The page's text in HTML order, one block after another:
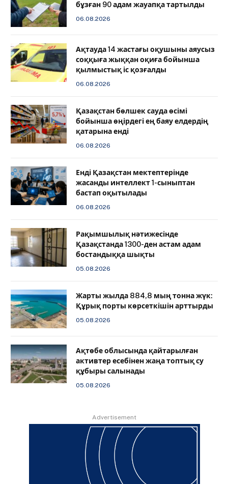
бұзған 90 адам жауапқа тартылды
06.08.2026
Ақтауда 14 жастағы оқушыны аяусыз
соққыға жыққан оқиға бойынша
қылмыстық іс қозғалды
06.08.2026
Қазақстан бөлшек сауда өсімі
бойынша өңірдегі ең баяу елдердің
қатарына енді
06.08.2026
️Енді Қазақстан мектептерінде
жасанды интеллект 1-сыныптан
бастап оқытылады
06.08.2026
Рақымшылық нәтижесінде
Қазақстанда 1300-ден астам адам
бостандыққа шықты
05.08.2026
Жарты жылда 884,8 мың тонна жүк:
Құрық порты көрсеткішін арттырды
05.08.2026
Ақтөбе облысында қайтарылған
активтер есебінен жаңа топтық су
құбыры салынады
05.08.2026
Advertisement